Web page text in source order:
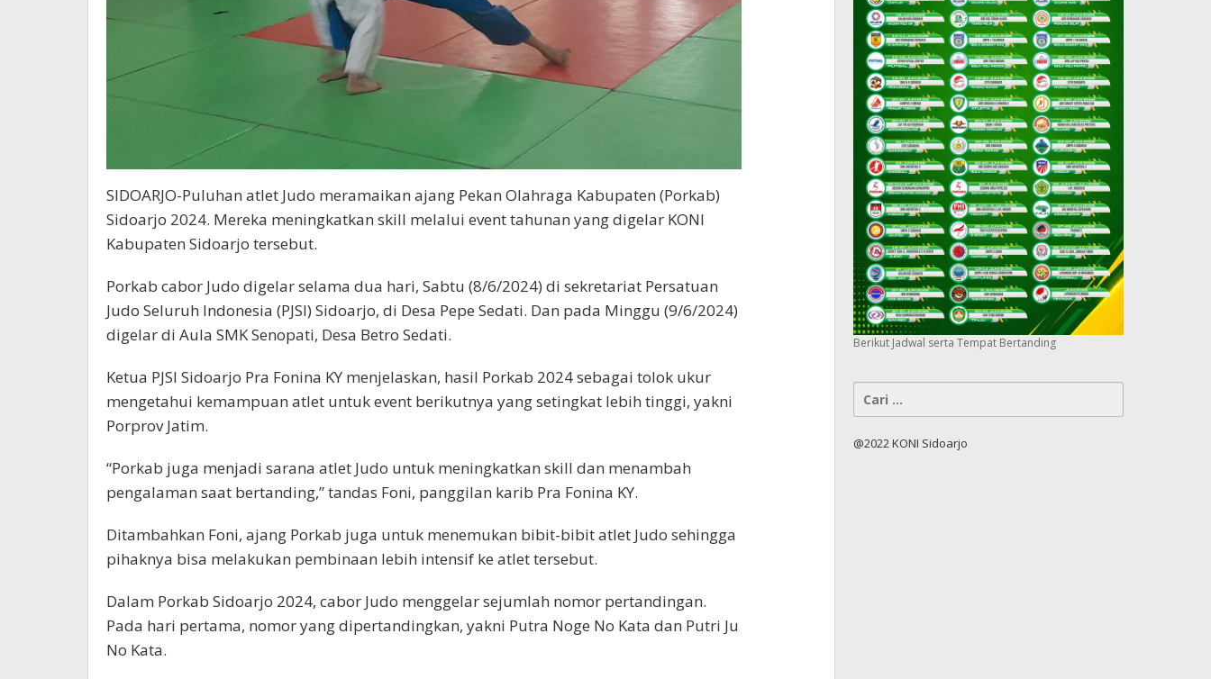
SIDOARJO-Puluhan atlet Judo meramaikan ajang Pekan Olahraga Kabupaten (Porkab)
Sidoarjo 2024. Mereka meningkatkan skill melalui event tahunan yang digelar KONI
Kabupaten Sidoarjo tersebut.
Porkab cabor Judo digelar selama dua hari, Sabtu (8/6/2024) di sekretariat Persatuan
Judo Seluruh Indonesia (PJSI) Sidoarjo, di Desa Pepe Sedati. Dan pada Minggu (9/6/2024)
digelar di Aula SMK Senopati, Desa Betro Sedati.
Ketua PJSI Sidoarjo Pra Fonina KY menjelaskan, hasil Porkab 2024 sebagai tolok ukur
mengetahui kemampuan atlet untuk event berikutnya yang setingkat lebih tinggi, yakni
Porprov Jatim.
“Porkab juga menjadi sarana atlet Judo untuk meningkatkan skill dan menambah
pengalaman saat bertanding,” tandas Foni, panggilan karib Pra Fonina KY.
Ditambahkan Foni, ajang Porkab juga untuk menemukan bibit-bibit atlet Judo sehingga
pihaknya bisa melakukan pembinaan lebih intensif ke atlet tersebut.
Dalam Porkab Sidoarjo 2024, cabor Judo menggelar sejumlah nomor pertandingan.
Pada hari pertama, nomor yang dipertandingkan, yakni Putra Noge No Kata dan Putri Ju
No Kata.
Berikut Jadwal serta Tempat Bertanding
Cari
@2022 KONI Sidoarjo